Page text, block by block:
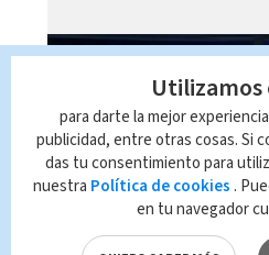
Utilizamos
para darte la mejor
publicidad, entre otras cosas. Si
das tu consentimiento para
nuestra Política de cookies .
en tu navegador